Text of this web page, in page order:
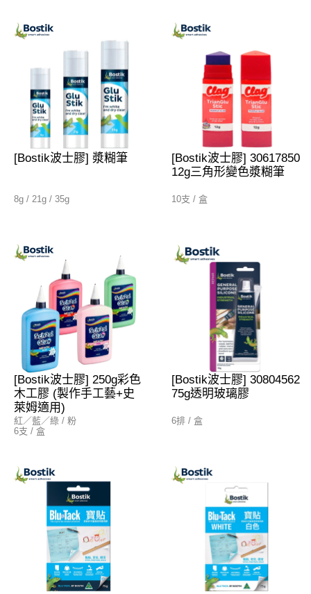
[Bostik波士膠] 漿糊筆
8g / 21g / 35g
[Bostik波士膠] 30617850
12g三角形變色漿糊筆
10支 / 盒
[Bostik波士膠] 250g彩色
木工膠 (製作手工藝+史
萊姆適用)
紅／藍／綠 / 粉
6支 / 盒
[Bostik波士膠] 30804562
75g透明玻璃膠
6排 / 盒